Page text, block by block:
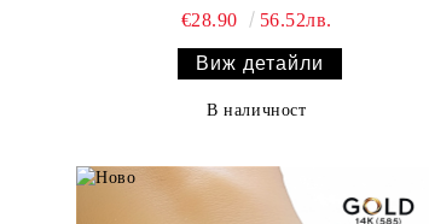
€28.90
56.52лв.
Виж детайли
В наличност